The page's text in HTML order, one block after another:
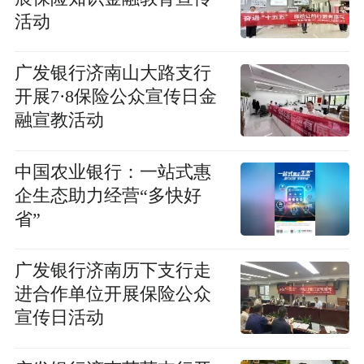
活动
广发银行济南山大路支行
开展7·8保险公众宣传日金
融宣教活动
中国农业银行：一站式惠
企生态助力经营“多快好
省”
广发银行济南历下支行走
进合作单位开展保险公众
宣传日活动